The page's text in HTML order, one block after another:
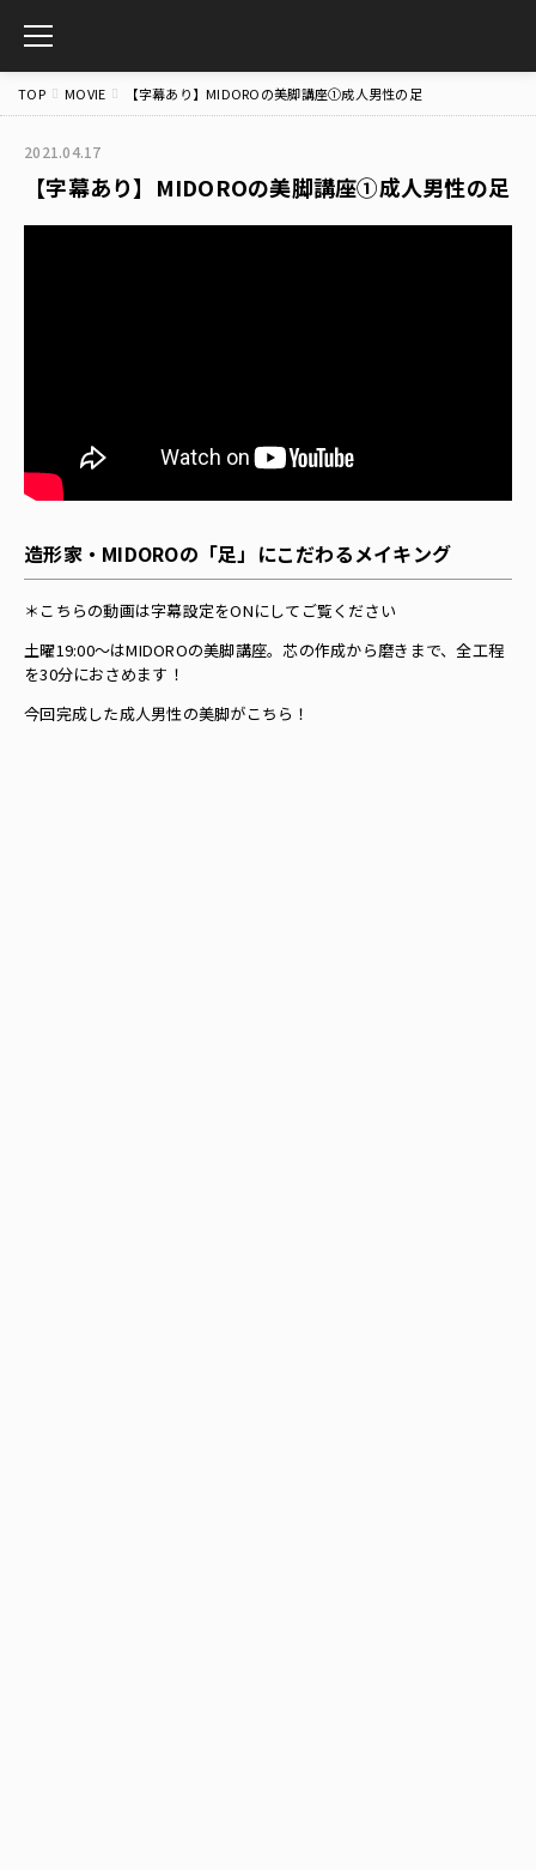
toggle
navigation
TOP MOVIE 【字幕あり】MIDOROの美脚講座①成人男性の足
2021.04.17
【字幕あり】MIDOROの美脚講座①成人男性の足
造形家・MIDOROの「足」にこだわるメイキング
＊こちらの動画は字幕設定をONにしてご覧ください
土曜19:00〜はMIDOROの美脚講座。芯の作成から磨きまで、全工程
を30分におさめます！
今回完成した成人男性の美脚がこちら！